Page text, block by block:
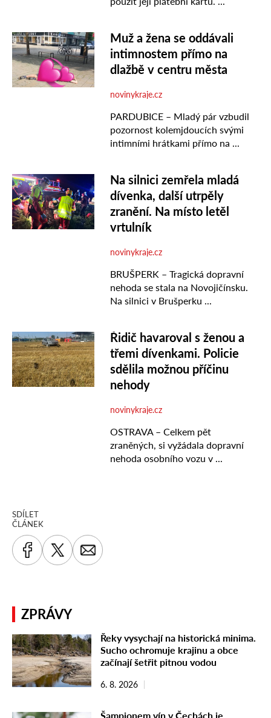
SDÍLET
ČLÁNEK
ZPRÁVY
Řeky vysychají na historická minima.
Sucho ochromuje krajinu a obce
začínají šetřit pitnou vodou
6. 8. 2026
Šampionem vín v Čechách je